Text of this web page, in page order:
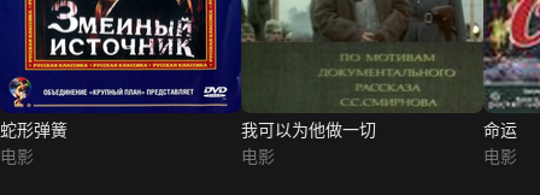
蛇形弹簧
电影
我可以为他做一切
电影
命运
电影